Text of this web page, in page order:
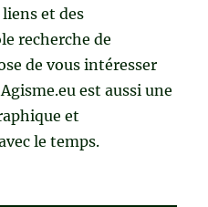
et des
recherche de
de vous intéresser
est aussi une
et
le temps.